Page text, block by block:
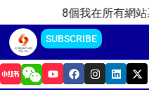
content
8個我在所有網站裏都
SUBSCRIBE
Y
o
u
F
a
c
I
n
s
L
i
n
X
-
t